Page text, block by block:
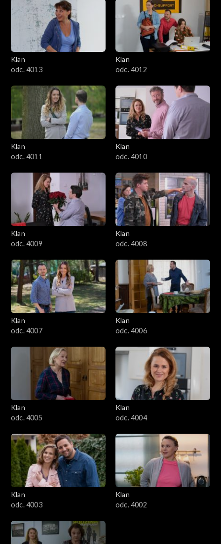
Klan
odc. 4013
Klan
odc. 4012
Klan
odc. 4011
Klan
odc. 4010
Klan
odc. 4009
Klan
odc. 4008
Klan
odc. 4007
Klan
odc. 4006
Klan
odc. 4005
Klan
odc. 4004
Klan
odc. 4003
Klan
odc. 4002